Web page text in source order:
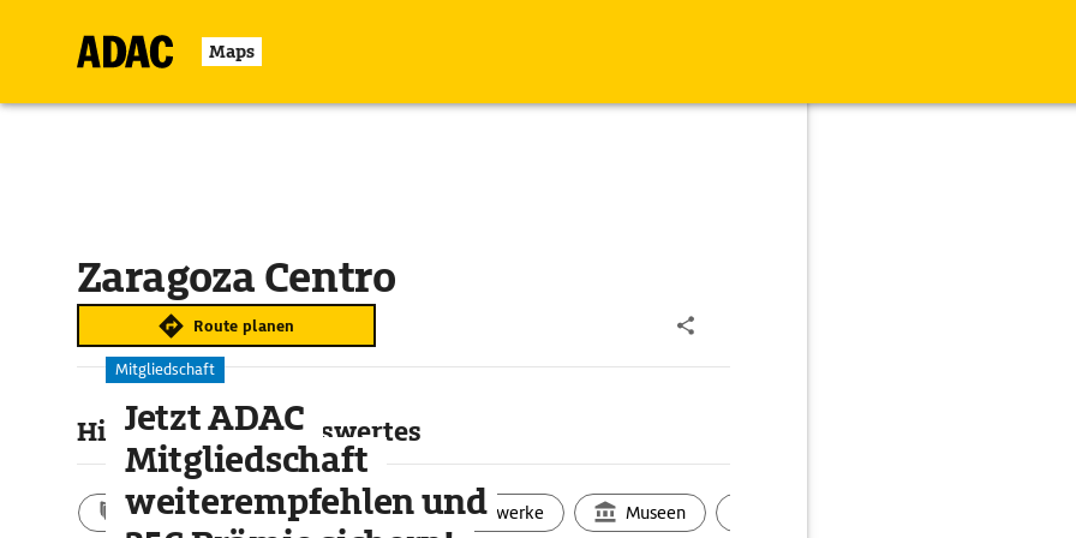
Maps
Zaragoza Centro
Route planen
Highlights & Sehenswertes
Aktivitäten Landschaft Bauwerke Museen
Mitgliedschaft
Jetzt ADAC
Mitgliedschaft
weiterempfehlen und